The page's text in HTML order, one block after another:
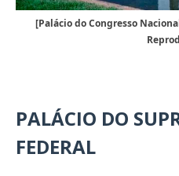
[Palácio do Congresso
PALÁCIO DO
FEDERAL